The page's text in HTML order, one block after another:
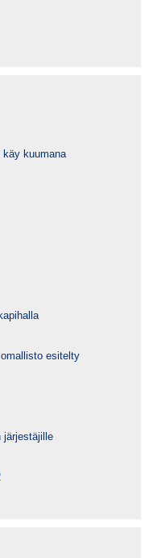
kuumana
esitelty
järjestäjille